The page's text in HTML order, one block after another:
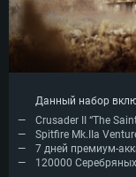
Данный набор
Crusader II “The
Spitfire Mk.IIa Venture
7 дней премиум-
120000